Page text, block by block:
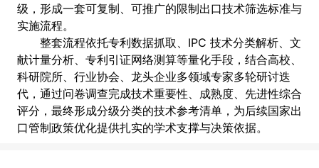
级，形成一套可复制、可推广的限制出口技术筛选标准与
实施流程。
整套流程依托专利数据抓取、IPC 技术分类解析、文
献计量分析、专利引证网络测算等量化手段，结合高校、
科研院所、行业协会、龙头企业多领域专家多轮研讨迭
代，通过问卷调查完成技术重要性、成熟度、先进性综合
评分，最终形成分级分类的技术参考清单，为后续国家出
口管制政策优化提供扎实的学术支撑与决策依据。